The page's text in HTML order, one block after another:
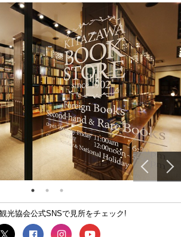
光協会公式SNSで見所をチェック!